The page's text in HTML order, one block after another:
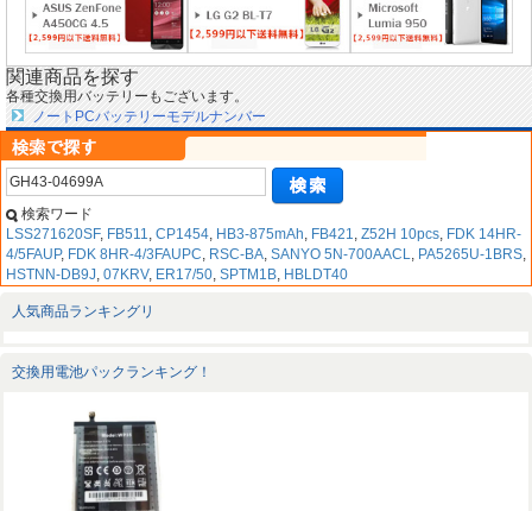
関連商品を探す
各種交換用バッテリーもございます。
ノートPCバッテリーモデルナンバー
検索ワード
LSS271620SF, FB511, CP1454, HB3-875mAh, FB421, Z52H 10pcs, FDK 14HR-
4/5FAUP, FDK 8HR-4/3FAUPC, RSC-BA, SANYO 5N-700AACL, PA5265U-1BRS,
HSTNN-DB9J, 07KRV, ER17/50, SPTM1B, HBLDT40
人気商品ランキングリ
交換用電池パックランキング！